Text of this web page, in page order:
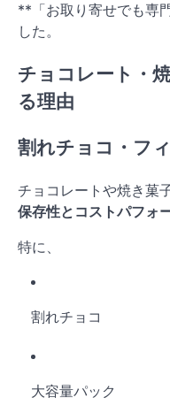
**「お取り寄せでも専
した。
チョコレート・
る理由
割れチョコ・フ
チョコレートや焼き菓子
保存性とコストパフォ
特に、
割れチョコ
大容量パック